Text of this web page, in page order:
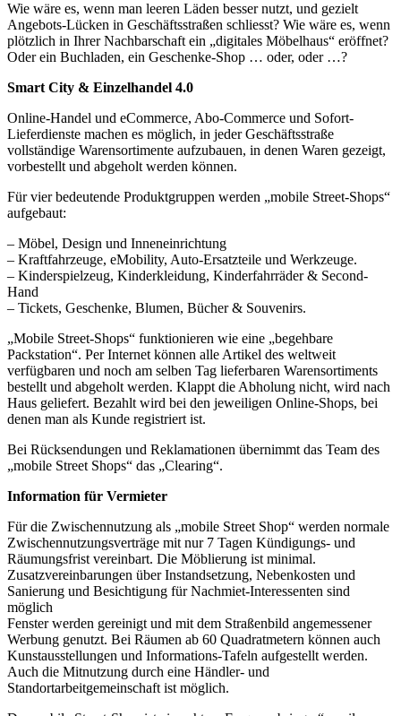
Wie wäre es, wenn man leeren Läden besser nutzt, und gezielt
Angebots-Lücken in Geschäftsstraßen schliesst? Wie wäre es, wenn
plötzlich in Ihrer Nachbarschaft ein „digitales Möbelhaus“ eröffnet?
Oder ein Buchladen, ein Geschenke-Shop … oder, oder …?
Smart City & Einzelhandel 4.0
Online-Handel und eCommerce, Abo-Commerce und Sofort-
Lieferdienste machen es möglich, in jeder Geschäftsstraße
vollständige Warensortimente aufzubauen, in denen Waren gezeigt,
vorbestellt und abgeholt werden können.
Für vier bedeutende Produktgruppen werden „mobile Street-Shops“
aufgebaut:
– Möbel, Design und Inneneinrichtung
– Kraftfahrzeuge, eMobility, Auto-Ersatzteile und Werkzeuge.
– Kinderspielzeug, Kinderkleidung, Kinderfahrräder & Second-
Hand
– Tickets, Geschenke, Blumen, Bücher & Souvenirs.
„Mobile Street-Shops“ funktionieren wie eine „begehbare
Packstation“. Per Internet können alle Artikel des weltweit
verfügbaren und noch am selben Tag lieferbaren Warensortiments
bestellt und abgeholt werden. Klappt die Abholung nicht, wird nach
Haus geliefert. Bezahlt wird bei den jeweiligen Online-Shops, bei
denen man als Kunde registriert ist.
Bei Rücksendungen und Reklamationen übernimmt das Team des
„mobile Street Shops“ das „Clearing“.
Information für Vermieter
Für die Zwischennutzung als „mobile Street Shop“ werden normale
Zwischennutzungsverträge mit nur 7 Tagen Kündigungs- und
Räumungsfrist vereinbart. Die Möblierung ist minimal.
Zusatzvereinbarungen über Instandsetzung, Nebenkosten und
Sanierung und Besichtigung für Nachmiet-Interessenten sind
möglich
Fenster werden gereinigt und mit dem Straßenbild angemessener
Werbung genutzt. Bei Räumen ab 60 Quadratmetern können auch
Kunstausstellungen und Informations-Tafeln aufgestellt werden.
Auch die Mitnutzung durch eine Händler- und
Standortarbeitgemeinschaft ist möglich.